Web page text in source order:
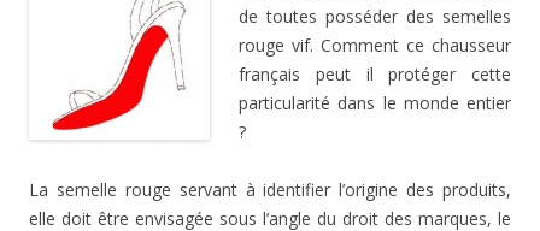
de toutes posséder des semelles
rouge vif. Comment ce chausseur
français peut il protéger cette
particularité dans le monde entier
?
La semelle rouge servant à identifier l’origine des produits,
elle doit être envisagée sous l’angle du droit des marques, le